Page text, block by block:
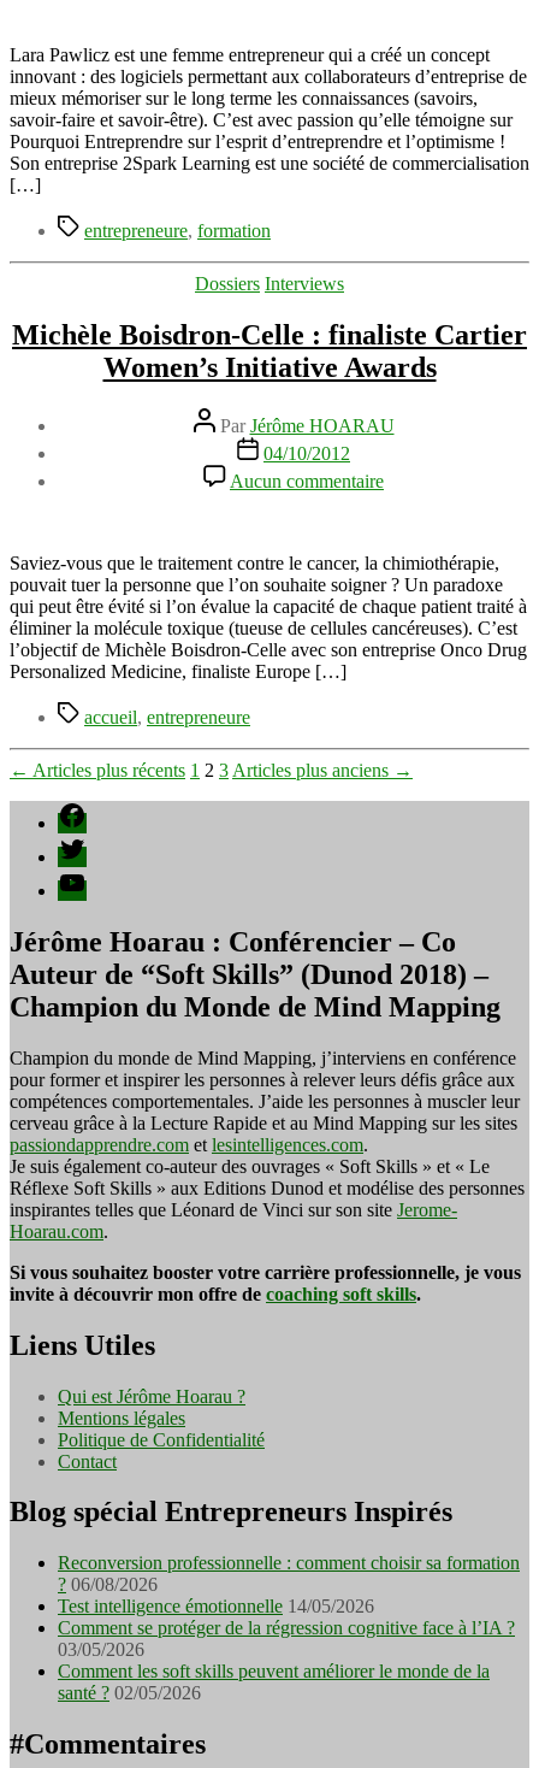
une
femme
passionnée
et
optimiste
qui
Lara Pawlicz est une femme entrepreneur qui a créé un concept
innovant : des logiciels permettant aux collaborateurs d’entreprise de
mieux mémoriser sur le long terme les connaissances (savoirs,
savoir-faire et savoir-être). C’est avec passion qu’elle témoigne sur
Pourquoi Entreprendre sur l’esprit d’entreprendre et l’optimisme !
Son entreprise 2Spark Learning est une société de commercialisation
[…]
Étiquettes
entrepreneure, formation
Catégories
Dossiers Interviews
Michèle Boisdron-Celle : finaliste Cartier
Women’s Initiative Awards
Auteur
de
l’article
ParJérôme HOARAU
Date
l’article
04/10/2012
Aucun commentaire
Michèle
:
finaliste
Cartier
Women’s
Initiative
Saviez-vous que le traitement contre le cancer, la chimiothérapie,
pouvait tuer la personne que l’on souhaite soigner ? Un paradoxe
qui peut être évité si l’on évalue la capacité de chaque patient traité à
éliminer la molécule toxique (tueuse de cellules cancéreuses). C’est
l’objectif de Michèle Boisdron-Celle avec son entreprise Onco Drug
Personalized Medicine, finaliste Europe […]
Étiquettes
accueil, entrepreneure
Pagination
des
publications
← Articles plus récents 1 2 3 Articles plus anciens →
Facebook
Twitter
YouTube
Jérôme Hoarau : Conférencier – Co
Auteur de “Soft Skills” (Dunod 2018) –
Champion du Monde de Mind Mapping
Champion du monde de Mind Mapping, j’interviens en conférence
pour former et inspirer les personnes à relever leurs défis grâce aux
compétences comportementales. J’aide les personnes à muscler leur
cerveau grâce à la Lecture Rapide et au Mind Mapping sur les sites
passiondapprendre.com et lesintelligences.com.
Je suis également co-auteur des ouvrages « Soft Skills » et « Le
Réflexe Soft Skills » aux Editions Dunod et modélise des personnes
inspirantes telles que Léonard de Vinci sur son site Jerome-
Hoarau.com.
Si vous souhaitez booster votre carrière professionnelle, je vous
invite à découvrir mon offre de coaching soft skills.
Liens Utiles
Qui est Jérôme Hoarau ?
Mentions légales
Politique de Confidentialité
Contact
Blog spécial Entrepreneurs Inspirés
Reconversion professionnelle : comment choisir sa formation
? 06/08/2026
Test intelligence émotionnelle 14/05/2026
Comment se protéger de la régression cognitive face à l’IA ?
03/05/2026
Comment les soft skills peuvent améliorer le monde de la
santé ? 02/05/2026
#Commentaires